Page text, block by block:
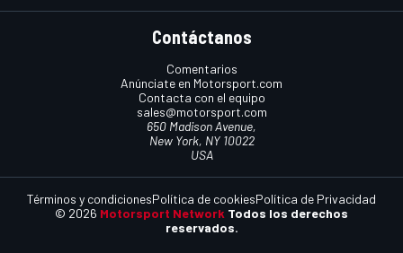
Contáctanos
Comentarios
Anúnciate en Motorsport.com
Contacta con el equipo
sales@motorsport.com
650 Madison Avenue,
New York, NY 10022
USA
© 2026 Motorsport Network Todos los derechos
reservados.
Términos y condicionesPolítica de cookiesPolítica de Privacidad